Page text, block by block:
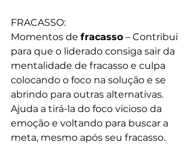
FRACASSO:​
Momentos de fracasso – Contribui
para que o liderado consiga sair da
mentalidade de fracasso e culpa
colocando o foco na solução e se
abrindo para outras alternativas.
Ajuda a tirá-la do foco vicioso da
emoção e voltando para buscar a
meta, mesmo após seu fracasso.​